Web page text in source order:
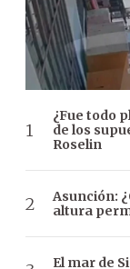
¿Fue todo
de los
Roselin
Asunción:
altura
El mar de